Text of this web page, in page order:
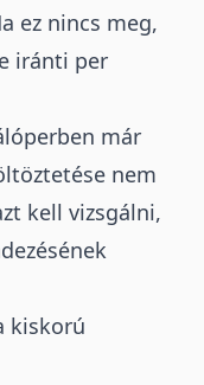
ez nincs meg,
iránti per
már
nem
kell vizsgálni,
kiskorú